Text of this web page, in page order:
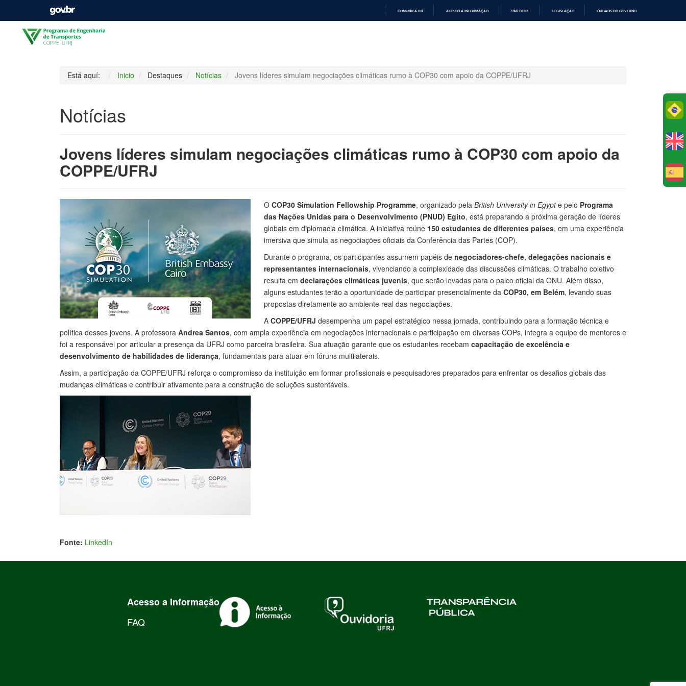
COMUNICA BR ACESSO À INFORMAÇÃO PARTICIPE LEGISLAÇÃO ÓRGÃOS DO GOVERNO
Está aquí: Inicio Destaques Notícias Jovens líderes simulam negociações climáticas rumo à COP30 com apoio da COPPE/UFRJ
Notícias
Jovens líderes simulam negociações climáticas rumo à COP30 com apoio da
COPPE/UFRJ
O COP30 Simulation Fellowship Programme, organizado pela British University in Egypte pelo Programa
das Nações Unidas para o Desenvolvimento (PNUD) Egito, está preparando a próxima geração de líderes
globais em diplomacia climática. A iniciativa reúne 150 estudantes de diferentes países, em uma experiência
imersiva que simula as negociações oficiais da Conferência das Partes (COP).
Durante o programa, os participantes assumem papéis de negociadores-chefe, delegações nacionais e
representantes internacionais, vivenciando a complexidade das discussões climáticas. O trabalho coletivo
resulta em declarações climáticas juvenis, que serão levadas para o palco oficial da ONU. Além disso,
alguns estudantes terão a oportunidade de participar presencialmente da COP30, em Belém, levando suas
propostas diretamente ao ambiente real das negociações.
A COPPE/UFRJ desempenha um papel estratégico nessa jornada, contribuindo para a formação técnica e
política desses jovens. A professora Andrea Santos, com ampla experiência em negociações internacionais e participação em diversas COPs, integra a equipe de mentores e
foi a responsável por articular a presença da UFRJ como parceira brasileira. Sua atuação garante que os estudantes recebam capacitação de excelência e
desenvolvimento de habilidades de liderança, fundamentais para atuar em fóruns multilaterais.
Assim, a participação da COPPE/UFRJ reforça o compromisso da instituição em formar profissionais e pesquisadores preparados para enfrentar os desafios globais das
mudanças climáticas e contribuir ativamente para a construção de soluções sustentáveis.
Fonte: LinkedIn
Acesso a Informação
FAQ